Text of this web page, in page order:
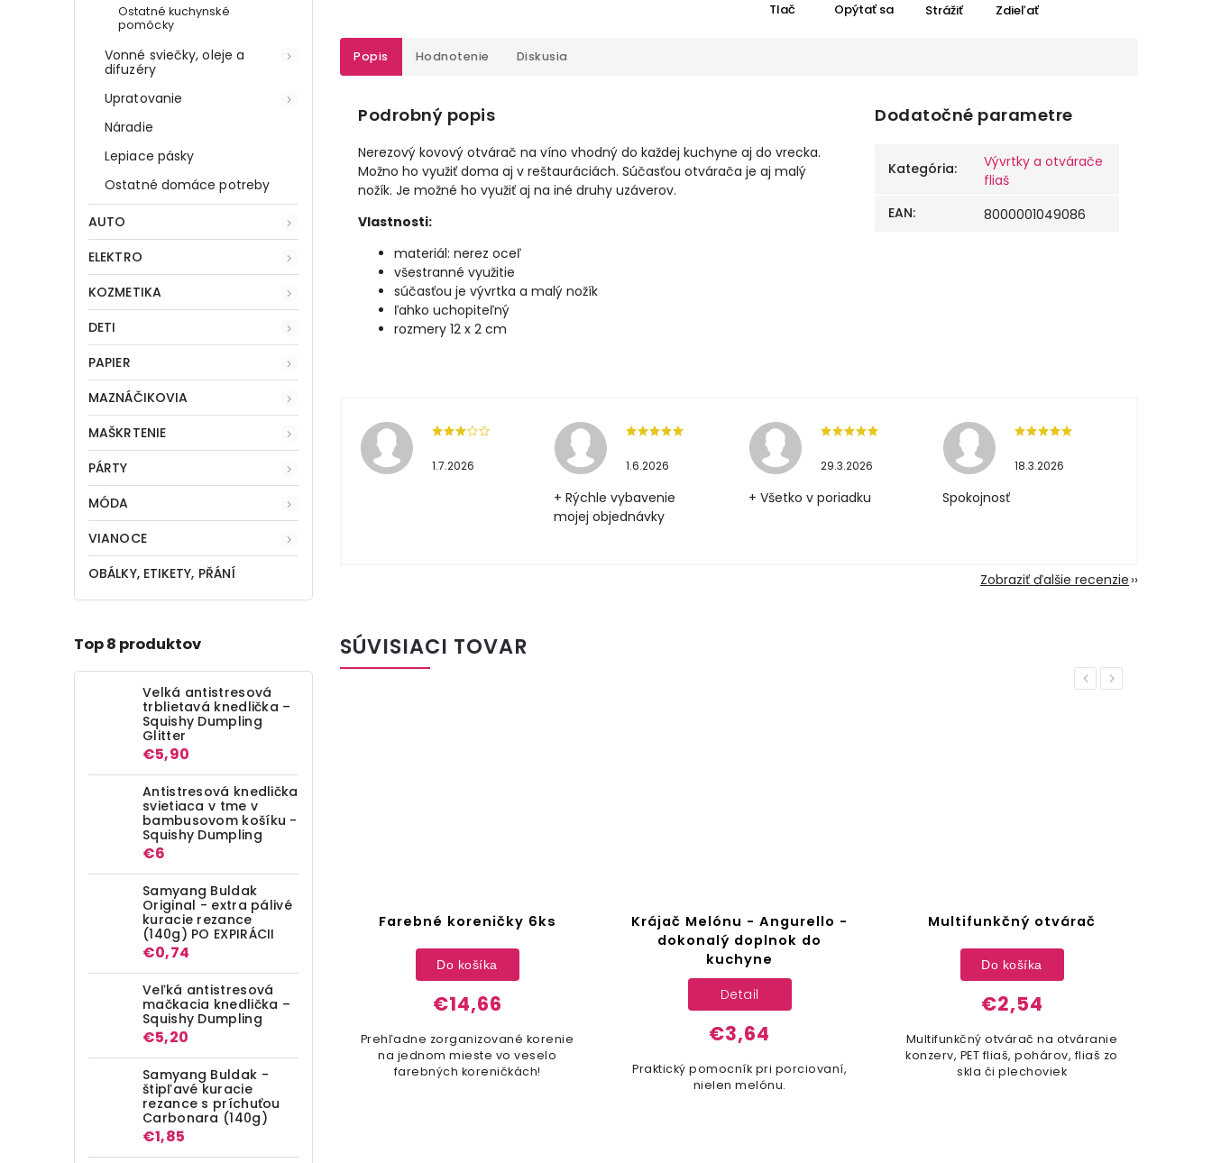
Ostatné kuchynské
pomôcky
Vonné sviečky, oleje a
difuzéry
Upratovanie
Náradie
Lepiace pásky
Ostatné domáce potreby
AUTO
ELEKTRO
KOZMETIKA
DETI
PAPIER
MAZNÁČIKOVIA
MAŠKRTENIE
PÁRTY
MÓDA
VIANOCE
OBÁLKY, ETIKETY, PŘÁNÍ
Top 8 produktov
Velká antistresová
trblietavá knedlička –
Squishy Dumpling
Glitter
€5,90
Antistresová knedlička
svietiaca v tme v
bambusovom košíku -
Squishy Dumpling
€6
Samyang Buldak
Original - extra pálivé
kuracie rezance
(140g) PO EXPIRÁCII
€0,74
Veľká antistresová
mačkacia knedlička –
Squishy Dumpling
€5,20
Samyang Buldak -
štipľavé kuracie
rezance s príchuťou
Carbonara (140g)
€1,85
Tlač Opýtať sa Strážiť Zdieľať
Popis Hodnotenie Diskusia
Podrobný popis
Nerezový kovový otvárač na víno vhodný do každej kuchyne aj do vrecka.
Možno ho využiť doma aj v reštauráciách. Súčasťou otvárača je aj malý
nožík. Je možné ho využiť aj na iné druhy uzáverov.
Vlastnosti:
materiál: nerez oceľ
všestranné využitie
súčasťou je vývrtka a malý nožík
ľahko uchopiteľný
rozmery 12 x 2 cm
Dodatočné parametre
Kategória:
Vývrtky a otvárače
fliaš
EAN: 8000001049086
1.7.2026 1.6.2026
+ Rýchle vybavenie
mojej objednávky
29.3.2026
+ Všetko v poriadku
18.3.2026
Spokojnosť
Zobraziť ďalšie recenzie
SÚVISIACI TOVAR
Previous
€3,70
Krájač na pizzu double
€2,54
Krájač na pizzu double z nerezovej
ocele
Farebné koreničky 6ks
€14,66
Do košíka
Prehľadne zorganizované korenie
na jednom mieste vo veselo
farebných koreničkách!
Krájač Melónu - Angurello -
dokonalý doplnok do
kuchyne
€3,64
Detail
Praktický pomocník pri porciovaní,
nielen melónu.
Multifunkčný otvárač
€2,54
Do košíka
Multifunkčný otvárač na otváranie
konzerv, PET fliaš, pohárov, fliaš zo
skla či plechoviek
Next